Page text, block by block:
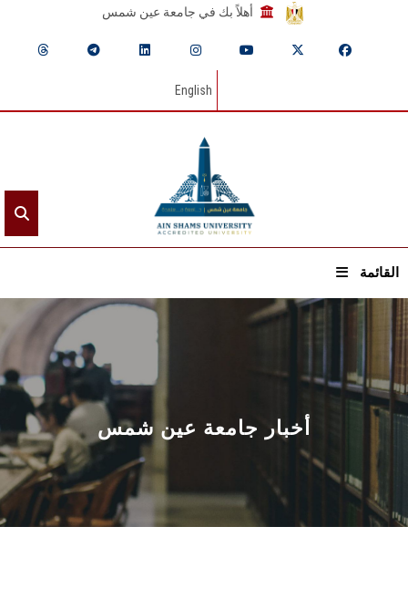
أهلاً بك في جامعة عين شمس
English
القائمة
الرئيسيـة
عن الجامعة
القطاعـات
الشئون الأكاديمية
البحث العلمي
أخبار جامعة عين شمس